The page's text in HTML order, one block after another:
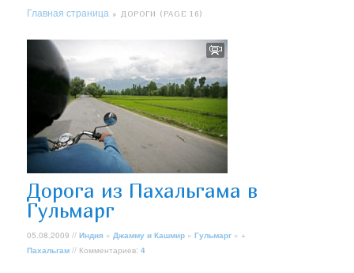
Главная страница » ДОРОГИ (PAGE 16)
Дорога из Пахальгама в
Гульмарг
05.08.2009 //Индия » Джамму и Кашмир »Гульмарг » +
Пахальгам // Комментариев:4